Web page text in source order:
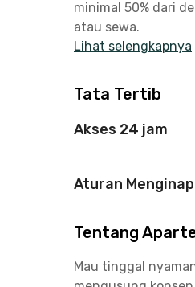
minimal 50% dari
atau sewa.
Lihat selengkapnya
Tata Tertib
Akses 24 jam
Aturan Menginap
Tentang
Mau tinggal